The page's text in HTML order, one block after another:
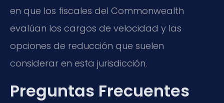
en que los fiscales del Commonwealth
evalúan los cargos de velocidad y las
opciones de reducción que suelen
considerar en esta jurisdicción.
Preguntas Frecuentes